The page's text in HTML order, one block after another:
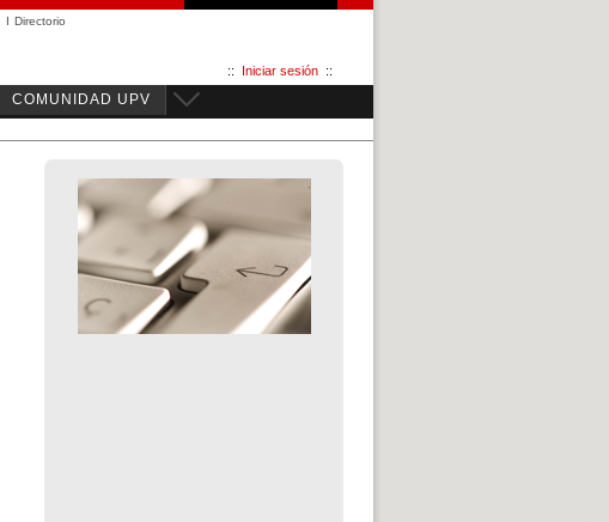
I Directorio
:: Iniciar sesión ::
COMUNIDAD UPV